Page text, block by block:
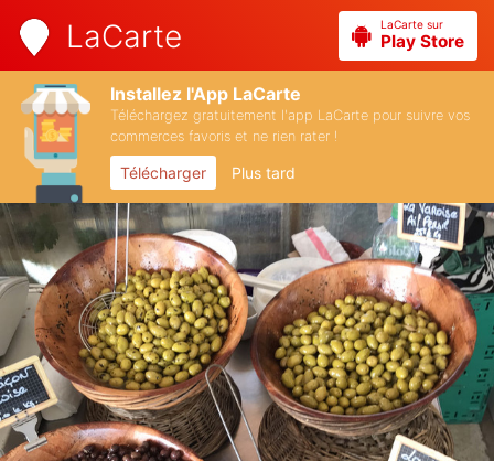
LaCarte LaCarte sur
Play Store
Installez l'App LaCarte
Téléchargez gratuitement l'app LaCarte pour suivre vos
commerces favoris et ne rien rater !
Télécharger Plus tard